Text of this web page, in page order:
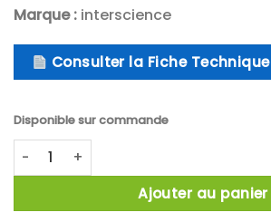
Marque : interscience
Consulter la Fiche Technique
Disponible sur commande
quantité de Scan 4000
Ajouter au panier